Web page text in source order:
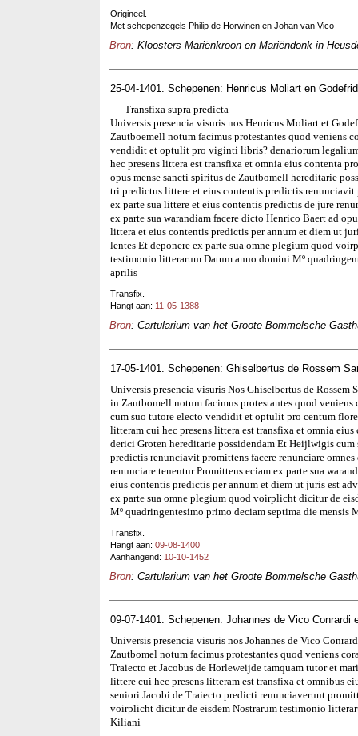
Origineel.
Met schepenzegels Philip de Horwinen en Johan van Vico
Bron: Kloosters Mariënkroon en Mariëndonk in
25-04-1401. Schepenen: Henricus Moliart en
Transfixa supra predicta
Universis presencia visuris nos Henricus Moliart et
Zautboemell notum facimus protestantes quod veniens
vendidit et optulit pro viginti libris? denariorum
hec presens littera est transfixa et omnia eius contenta
opus mense sancti spiritus de Zautbomell hereditarie
tri predictus littere et eius contentis predictis renunciavit
ex parte sua littere et eius contentis predictis de jure
ex parte sua warandiam facere dicto Henrico Baert ad
littera et eius contentis predictis per annum et diem ut
lentes Et deponere ex parte sua omne plegium quod
testimonio litterarum Datum anno domini Mº
aprilis
Transfix.
Hangt aan: 11-05-1388
Bron: Cartularium van het Groote Bommelsche
17-05-1401. Schepenen: Ghiselbertus de Rossem
Universis presencia visuris Nos Ghiselbertus de
in Zautbomell notum facimus protestantes quod
cum suo tutore electo vendidit et optulit pro centum
litteram cui hec presens littera est transfixa et omnia
derici Groten hereditarie possidendam Et Heijlwigis
predictis renunciavit promittens facere renunciare
renunciare tenentur Promittens eciam ex parte sua
eius contentis predictis per annum et diem ut juris est
ex parte sua omne plegium quod voirplicht dicitur de
Mº quadringentesimo primo deciam septima die mensis
Transfix.
Hangt aan: 09-08-1400
Aanhangend: 10-10-1452
Bron: Cartularium van het Groote Bommelsche
09-07-1401. Schepenen: Johannes de Vico Conrardi
Universis presencia visuris nos Johannes de Vico
Zautbomel notum facimus protestantes quod veniens
Traiecto et Jacobus de Horleweijde tamquam tutor et
littere cui hec presens litteram est transfixa et omnibus
seniori Jacobi de Traiecto predicti renunciaverunt
voirplicht dicitur de eisdem Nostrarum testimonio
Kiliani